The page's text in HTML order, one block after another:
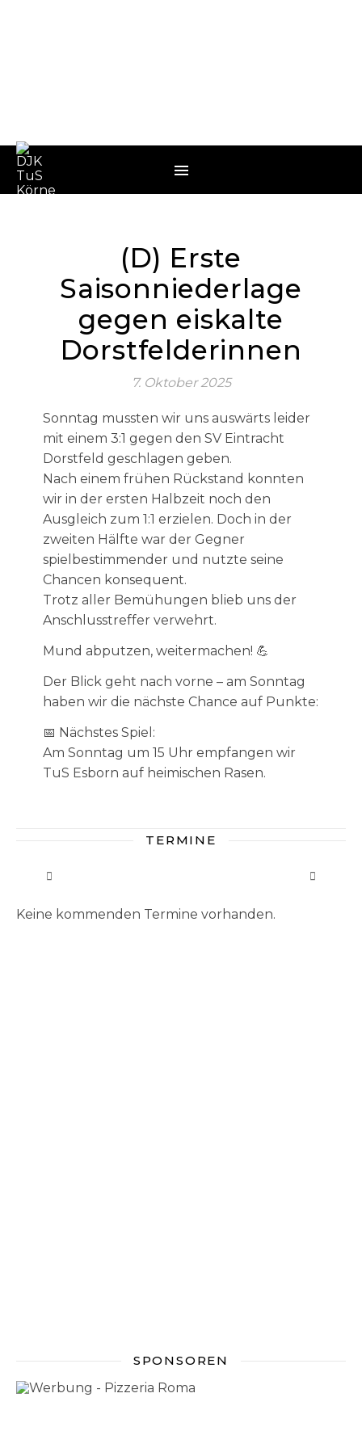
(D) Erste
Saisonniederlage
gegen eiskalte
Dorstfelderinnen
7. Oktober 2025
Sonntag mussten wir uns auswärts leider
mit einem 3:1 gegen den SV Eintracht
Dorstfeld geschlagen geben.
Nach einem frühen Rückstand konnten
wir in der ersten Halbzeit noch den
Ausgleich zum 1:1 erzielen. Doch in der
zweiten Hälfte war der Gegner
spielbestimmender und nutzte seine
Chancen konsequent.
Trotz aller Bemühungen blieb uns der
Anschlusstreffer verwehrt.
Mund abputzen, weitermachen! 💪
Der Blick geht nach vorne – am Sonntag
haben wir die nächste Chance auf Punkte:
📅 Nächstes Spiel:
Am Sonntag um 15 Uhr empfangen wir
TuS Esborn auf heimischen Rasen.
TERMINE
Keine kommenden Termine vorhanden.
SPONSOREN